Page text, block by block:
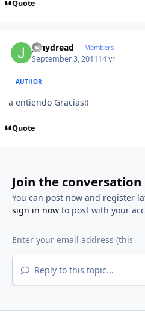
Quote
jonydread Members
September 3, 201114 yr
AUTHOR
a entiendo Gracias!!
Quote
Join the conversation
You can post now and register
sign in nowto post with your
Reply to this topic...